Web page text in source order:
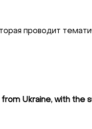
проводит
Ukraine, with the